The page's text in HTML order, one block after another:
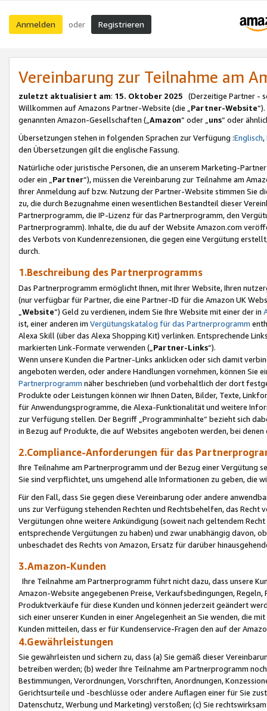
Anmelden oder Registrieren
Vereinbarung zur Teilnahme am
zuletzt aktualisiert am: 15. Oktober 2025 (Derzeitige Partner -
Willkommen auf Amazons Partner-Website (die „Partner-Website
genannten Amazon-Gesellschaften („Amazon“ oder „uns“ oder
Übersetzungen stehen in folgenden Sprachen zur Verfügung :Englisch,
den Übersetzungen gilt die englische Fassung.
Natürliche oder juristische Personen, die an unserem Marketing-
oder ein „Partner“), müssen die Vereinbarung zur Teilnahme am
Ihrer Anmeldung auf bzw. Nutzung der Partner-Website stimmen Sie
zu, die durch Bezugnahme einen wesentlichen Bestandteil dieser
Partnerprogramm, die IP-Lizenz für das Partnerprogramm, den
Partnerprogramm). Inhalte, die du auf der Website Amazon.com
des Verbots von Kundenrezensionen, die gegen eine Vergütung
durch.
1.Beschreibung des Partnerprogramms
Das Partnerprogramm ermöglicht Ihnen, mit Ihrer Website, Ihren
(nur verfügbar für Partner, die eine Partner-ID für die Amazon UK
Website“) Geld zu verdienen, indem Sie Ihre Website mit einer der in
ist, einer anderen im Vergütungskatalog für das Partnerprogramm
Alexa Skill (über das Alexa Shopping Kit) verlinken. Entsprechende
markierten Link-Formate verwenden („ Partner-Links“).
Wenn unsere Kunden die Partner-Links anklicken oder sich damit
angeboten werden, oder andere Handlungen vornehmen, können Sie
Partnerprogramm näher beschrieben (und vorbehaltlich der dort
Produkte oder Leistungen können wir Ihnen Daten, Bilder, Texte,
für Anwendungsprogramme, die Alexa-Funktionalität und weitere
zur Verfügung stellen. Der Begriff „Programminhalte“ bezieht sich
in Bezug auf Produkte, die auf Websites angeboten werden, bei
2.Compliance-Anforderungen für das
Ihre Teilnahme am Partnerprogramm und der Bezug einer Vergütung
Sie sind verpflichtet, uns umgehend alle Informationen zu geben, die
Für den Fall, dass Sie gegen diese Vereinbarung oder andere
uns zur Verfügung stehenden Rechten und Rechtsbehelfen, das
Vergütungen ohne weitere Ankündigung (soweit nach geltendem
entsprechende Vergütungen zu haben) und zwar unabhängig davon,
unbeschadet des Rechts von Amazon, Ersatz für darüber
3.Amazon-Kunden
Ihre Teilnahme am Partnerprogramm führt nicht dazu, dass unsere
Amazon-Website angegebenen Preise, Verkaufsbedingungen,
Produktverkäufe für diese Kunden und können jederzeit geändert
sich einer unserer Kunden in einer Angelegenheit an Sie wenden, die
Kunden mitteilen, dass er für Kundenservice-Fragen den auf der
4.Gewährleistungen
Sie gewährleisten und sichern zu, dass (a) Sie gemäß dieser
betreiben werden; (b) weder Ihre Teilnahme am Partnerprogramm
Bestimmungen, Verordnungen, Vorschriften, Anordnungen,
Gerichtsurteile und -beschlüsse oder andere Auflagen einer für Sie
Datenschutz, Werbung und Marketing) verstoßen; (c) Sie